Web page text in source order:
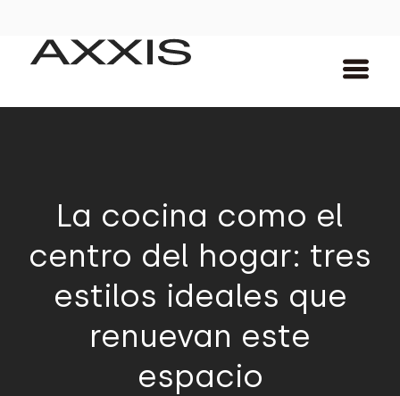
La cocina como el
centro del hogar: tres
estilos ideales que
renuevan este
espacio